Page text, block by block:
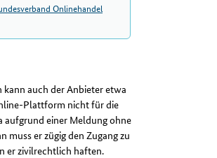
Onlinehandel
auch der Anbieter etwa
Plattform nicht für die
aufgrund einer Meldung ohne
er zügig den Zugang zu
er zivilrechtlich haften.